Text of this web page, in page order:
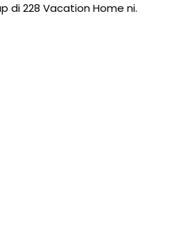
di 228 Vacation Home ni.